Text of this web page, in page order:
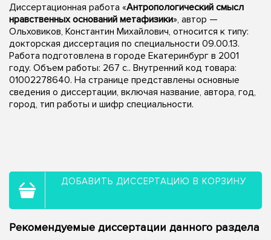
Диссертационная работа «Антропологический смысл
нравственных оснований метафизики», автор —
Ольховиков, Константин Михайлович, относится к типу:
докторская диссертация по специальности 09.00.13.
Работа подготовлена в городе Екатеринбург в 2001
году. Объем работы: 267 с.. Внутренний код товара:
01002278640. На странице представлены основные
сведения о диссертации, включая название, автора, год,
город, тип работы и шифр специальности.
ДОБАВИТЬ ДИССЕРТАЦИЮ В КОРЗИНУ
Рекомендуемые диссертации данного раздела